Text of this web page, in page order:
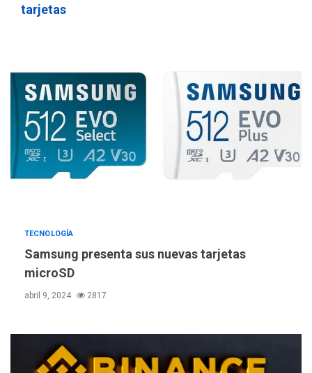
tarjetas
TECNOLOGÍA
Samsung presenta sus nuevas tarjetas
microSD
abril 9, 2024 2817